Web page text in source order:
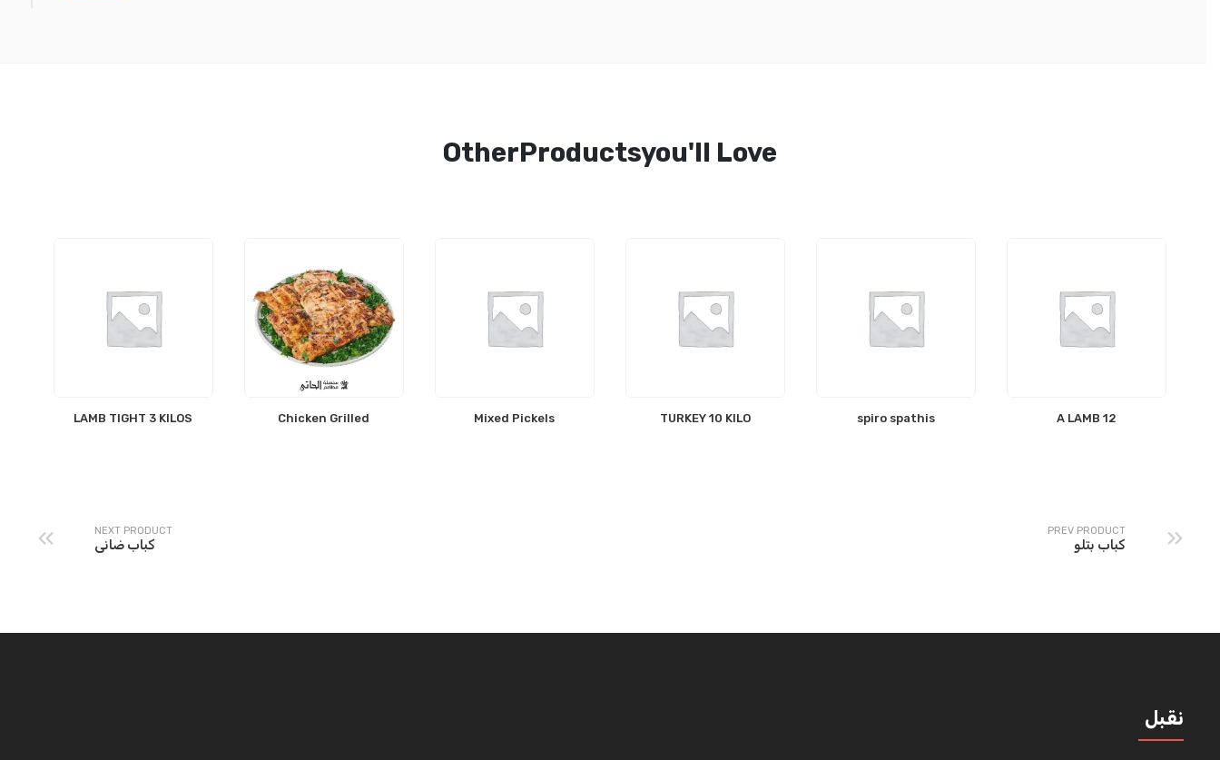
OtherProductsyou'll Love
12 A LAMB
spiro spathis
TURKEY 10 KILO
Mixed Pickels
Chicken Grilled
LAMB TIGHT 3 KILOS
PREV PRODUCT
كباب بتلو
NEXT PRODUCT
كباب ضانى
نقبل